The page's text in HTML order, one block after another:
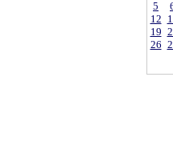
5
12
19
26